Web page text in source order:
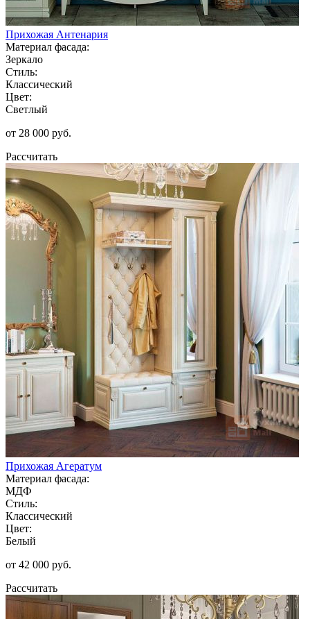
Прихожая Антенария
Материал фасада:
Зеркало
Стиль:
Классический
Цвет:
Светлый
от 28 000 руб.
Рассчитать
Прихожая Агератум
Материал фасада:
МДФ
Стиль:
Классический
Цвет:
Белый
от 42 000 руб.
Рассчитать